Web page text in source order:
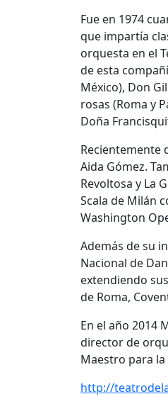
Fue en 1974
que impartía
orquesta en el
de esta
México), Don
rosas (Roma y
Doña
Recientemente
Aida Gómez.
Revoltosa y La
Scala de Milán
Washington
Además de su
Nacional de
extendiendo
de Roma,
En el año 2014
director de
Maestro para
http://